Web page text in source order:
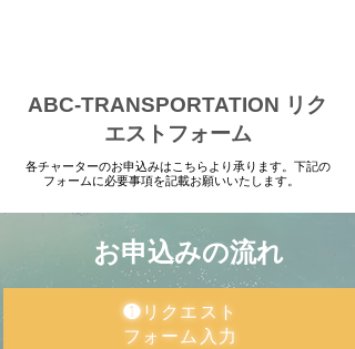
ABC-TRANSPORTATION リク
エストフォーム
各チャーターのお申込みはこちらより承ります。下記の
フォームに必要事項を記載お願いいたします。
お申込みの流れ
❶リクエスト
フォーム入力